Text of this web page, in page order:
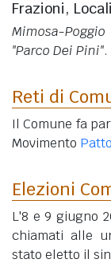
Frazioni,
Mimosa-
"Parco Dei Pini".
Reti di
Il Comune fa
Movimento
Elezioni
L'8 e 9 giugno
chiamati alle
stato eletto il